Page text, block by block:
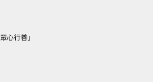
心行善」